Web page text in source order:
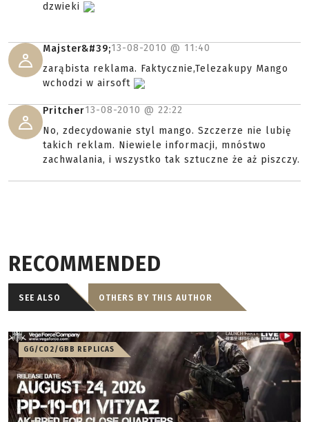
dzwieki
Majster&#39;13-08-2010 @ 11:40
zarąbista reklama. Faktycznie,Telezakupy Mango
wchodzi w airsoft
Pritcher13-08-2010 @ 22:22
No, zdecydowanie styl mango. Szczerze nie lubię
takich reklam. Niewiele informacji, mnóstwo
zachwalania, i wszystko tak sztuczne że aż piszczy.
RECOMMENDED
SEE ALSO OTHERS BY THIS AUTHOR
GG/CO2/GBB REPLICAS